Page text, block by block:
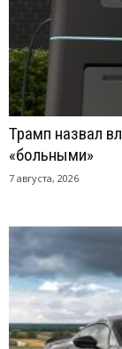
Трамп назвал
«больными»
7 августа, 2026